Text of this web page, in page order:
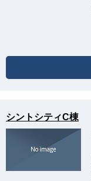
シントシティC棟